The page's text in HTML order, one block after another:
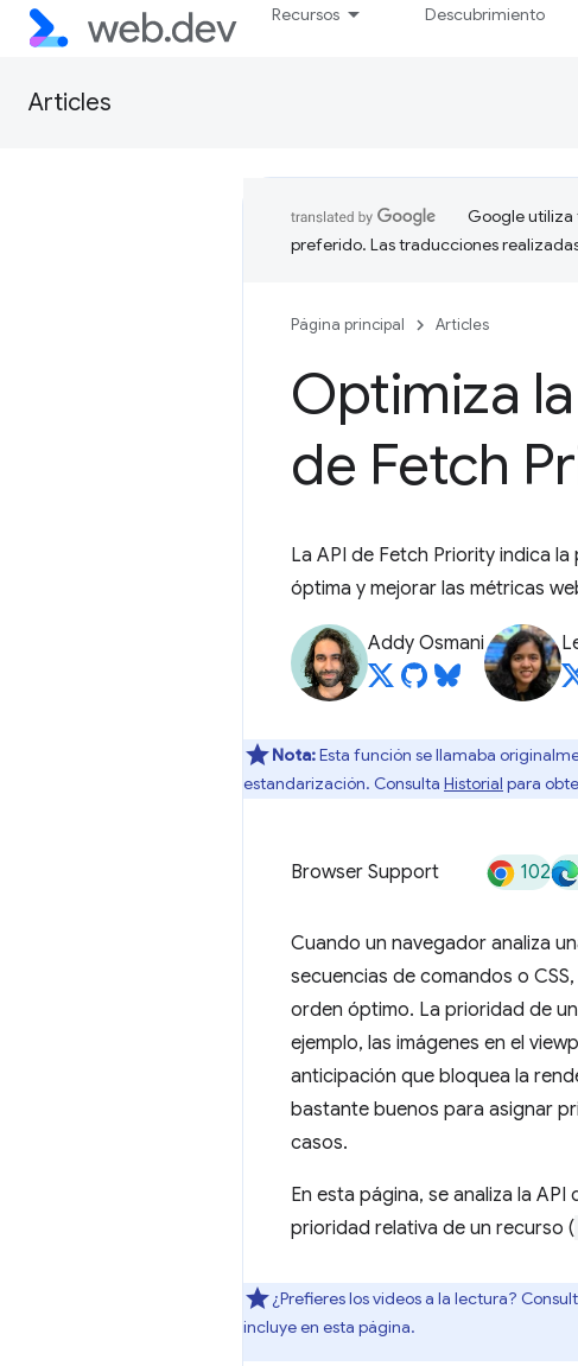
Recursos Descubrimiento
Articles
Google utiliza
preferido. Las traducciones
Página principal Articles
Optimiza
de Fetch
La API de Fetch Priority indica
óptima y mejorar las métricas
Addy Osmani
Nota:Esta función se llamaba
estandarización. Consulta Historial para
Browser Support 102
Cuando un navegador analiza
secuencias de comandos o
orden óptimo. La prioridad de
ejemplo, las imágenes en el
anticipación que bloquea la
bastante buenos para asignar
casos.
En esta página, se analiza la
prioridad relativa de un recurso (
¿Prefieres los videos a la lectura?
incluye en esta página.